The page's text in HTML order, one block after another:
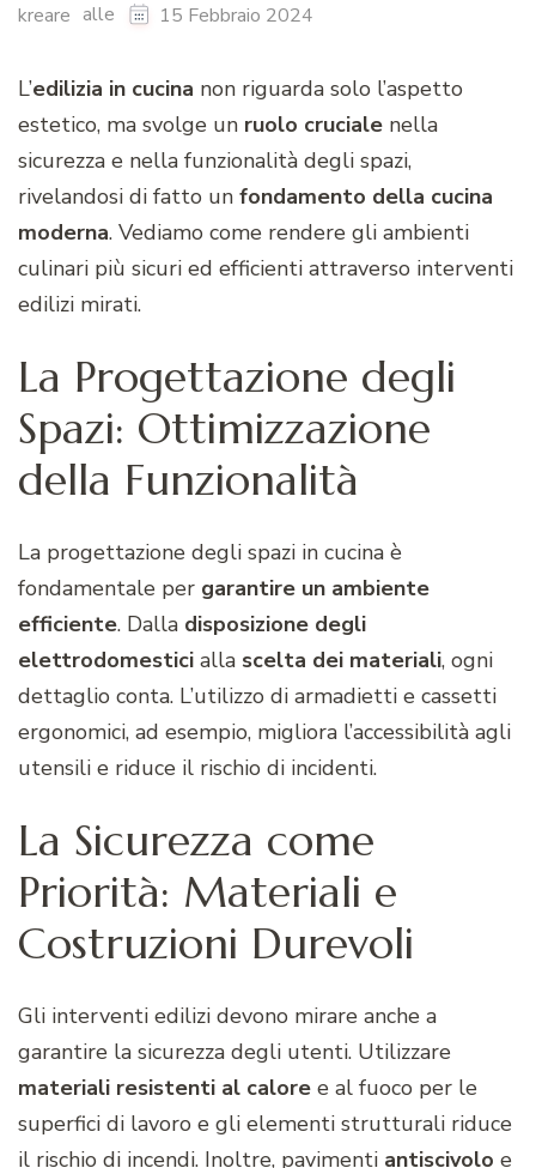
kreare alle 15 Febbraio 2024
L’edilizia in cucina non riguarda solo l’aspetto
estetico, ma svolge un ruolo cruciale nella
sicurezza e nella funzionalità degli spazi,
rivelandosi di fatto un fondamento della cucina
moderna. Vediamo come rendere gli ambienti
culinari più sicuri ed efficienti attraverso interventi
edilizi mirati.
La Progettazione degli
Spazi: Ottimizzazione
della Funzionalità
La progettazione degli spazi in cucina è
fondamentale per garantire un ambiente
efficiente. Dalla disposizione degli
elettrodomestici alla scelta dei materiali, ogni
dettaglio conta. L’utilizzo di armadietti e cassetti
ergonomici, ad esempio, migliora l’accessibilità agli
utensili e riduce il rischio di incidenti.
La Sicurezza come
Priorità: Materiali e
Costruzioni Durevoli
Gli interventi edilizi devono mirare anche a
garantire la sicurezza degli utenti. Utilizzare
materiali resistenti al calore e al fuoco per le
superfici di lavoro e gli elementi strutturali riduce
il rischio di incendi. Inoltre, pavimenti antiscivolo e